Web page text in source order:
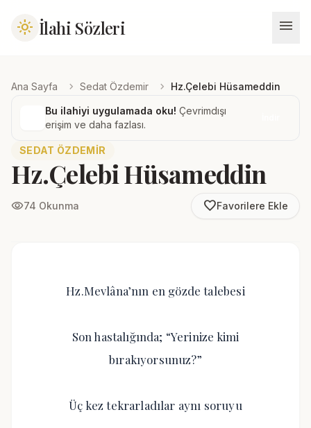
light_mode İlahi Sözleri menu
Ana Sayfa chevron_right Sedat Özdemir chevron_right Hz.Çelebi Hüsameddin
Bu ilahiyi uygulamada oku! Çevrimdışı
erişim ve daha fazlası.
SEDAT ÖZDEMIR
Hz.Çelebi Hüsameddin
visibility74 Okunma favorite_borderFavorilere Ekle
Hz.Mevlâna’nın en gözde talebesi
Son hastalığında; “Yerinize kimi
bırakıyorsunuz?”
Üç kez tekrarladılar aynı soruyu